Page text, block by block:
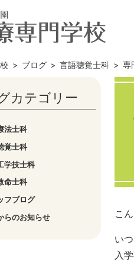
> ブログ > 言語聴覚士科 > 専
法士科
覚士科
学技士科
命士科
フブログ
らのお知らせ
こ
い
入